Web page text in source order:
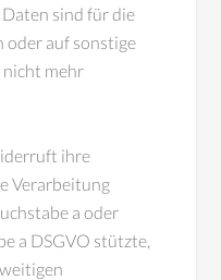
sind für die
oder auf sonstige
mehr
ihre
Verarbeitung
a oder
a DSGVO stützte,